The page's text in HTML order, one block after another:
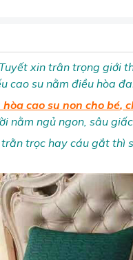
xin trân trọng giới
cao su nằm điều hòa
cao su non cho bé,
nằm ngủ ngon, sâu
trọc hay cáu gắt thì